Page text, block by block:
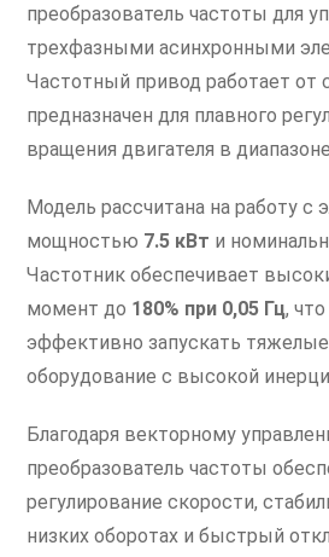
преобразователь частоты для
трехфазными асинхронными
Частотный привод работает от
предназначен для плавного
вращения двигателя в диапазоне
Модель рассчитана на работу с
мощностью 7.5 кВт и
Частотник обеспечивает
момент до 180% при 0,05 Гц,
эффективно запускать
оборудование с высокой
Благодаря векторному
преобразователь частоты
регулирование скорости,
низких оборотах и быстрый